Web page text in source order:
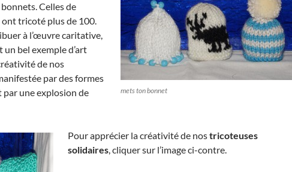
mets ton bonnet
Celles de
ont tricoté plus de 100.
à l’œuvre caritative,
un bel exemple d’art
de nos
par des formes
une explosion de
Pour apprécier la créativité de nostricoteuses
solidaires, cliquer sur l’image ci-contre.